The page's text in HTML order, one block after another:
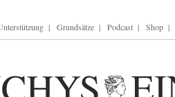
Grundsätze Podcast Shop